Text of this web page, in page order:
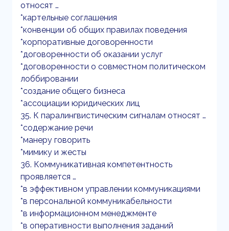
относят …
*картельные соглашения
*конвенции об общих правилах поведения
*корпоративные договоренности
*договоренности об оказании услуг
*договоренности о совместном политическом
лоббировании
*создание общего бизнеса
*ассоциации юридических лиц
35. К паралингвистическим сигналам относят …
*содержание речи
*манеру говорить
*мимику и жесты
36. Коммуникативная компетентность
проявляется …
*в эффективном управлении коммуникациями
*в персональной коммуникабельности
*в информационном менеджменте
*в оперативности выполнения заданий